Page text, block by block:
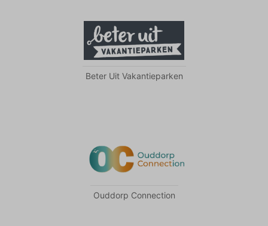
Beter Uit Vakantieparken
Ouddorp Connection